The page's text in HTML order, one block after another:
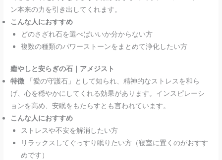
ン本来の力を引き出してくれます。
こんな人におすすめ
どのさざれ石を選べばいいか分からない方
複数の種類のパワーストーンをまとめて浄化したい方
癒やしと安らぎの石｜アメジスト
特徴 「愛の守護石」として知られ、精神的なストレスを和ら
げ、心を穏やかにしてくれる効果があります。インスピレーシ
ョンを高め、安眠をもたらすとも言われています。
こんな人におすすめ
ストレスや不安を解消したい方
リラックスしてぐっすり眠りたい方（寝室に置くのがおすす
めです）